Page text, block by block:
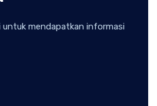
untuk mendapatkan informasi